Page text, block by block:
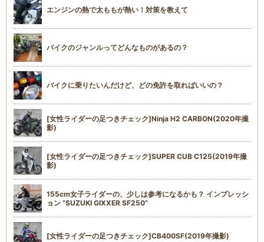
エンジンの熱で太ももが熱い！対策を教えて
バイクのジャンルってどんなものがあるの？
バイクに乗りたいんだけど、どの免許を取ればいいの？
[女性ライダーの足つきチェック]Ninja H2 CARBON(2020年撮
影)
[女性ライダーの足つきチェック]SUPER CUB C125(2019年撮
影)
155cm女子ライダーの、少しは参考になるかも？ インプレッシ
ョン “SUZUKI GIXXER SF250”
[女性ライダーの足つきチェック]CB400SF(2019年撮影)